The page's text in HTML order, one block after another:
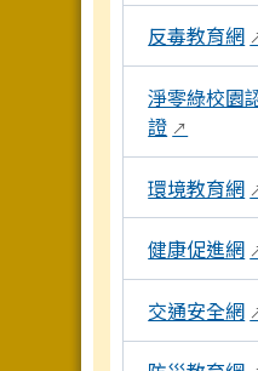
反毒教育網
淨零綠校園
證 ↗
環境教育網
健康促進網
交通安全網